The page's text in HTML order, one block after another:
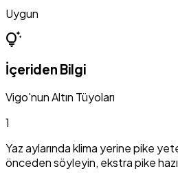
Uygun
tips_and_updates
İçeriden Bilgi
Vigo'nun Altın Tüyoları
1
Yaz aylarında klima yerine pike
önceden söyleyin, ekstra pike